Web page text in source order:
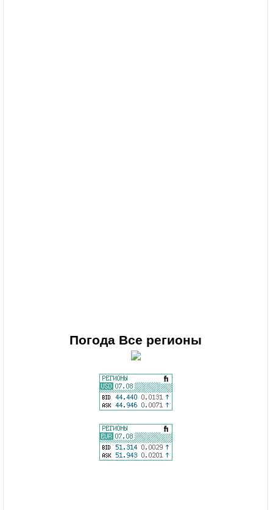
Погода Все регионы